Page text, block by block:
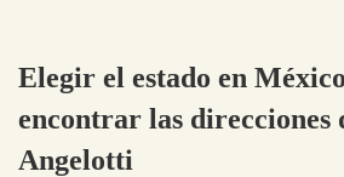
Elegir el estado en
encontrar las direcciones
Angelotti